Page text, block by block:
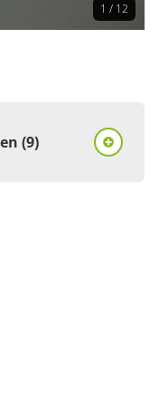
1 / 12
(9)
Nacht